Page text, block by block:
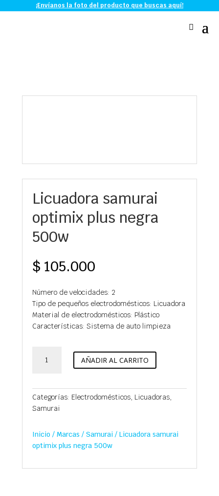
¡Envíanos la foto del producto que buscas aquí!
Licuadora samurai
optimix plus negra
500w
$ 105.000
Número de velocidades: 2
Tipo de pequeños electrodomésticos: Licuadora
Material de electrodomésticos: Plástico
Características: Sistema de auto limpieza
samurai
negra
500w
AÑADIR AL CARRITO
Categorías: Electrodomésticos, Licuadoras,
Samurai
Inicio / Marcas / Samurai / Licuadora samurai
optimix plus negra 500w